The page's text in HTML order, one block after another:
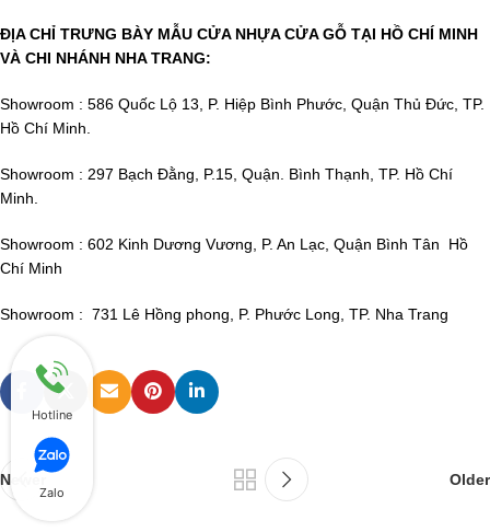
ĐỊA CHỈ TRƯNG BÀY MẪU CỬA NHỰA CỬA GỖ TẠI HỒ CHÍ MINH
VÀ CHI NHÁNH NHA TRANG:
Showroom : 586 Quốc Lộ 13, P. Hiệp Bình Phước, Quận Thủ Đức, TP.
Hồ Chí Minh.
Showroom : 297 Bạch Đằng, P.15, Quận. Bình Thạnh, TP. Hồ Chí
Minh.
Showroom : 602 Kinh Dương Vương, P. An Lạc, Quận Bình Tân Hồ
Chí Minh
Showroom : 731 Lê Hồng phong, P. Phước Long, TP. Nha Trang
Newer Older
Hotline
Zalo